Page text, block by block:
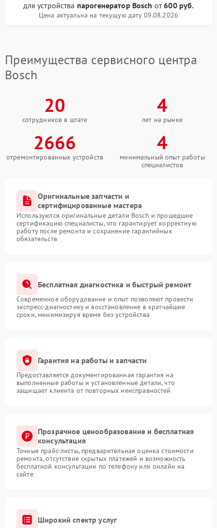
для устройства парогенератор Bosch от600 руб.
Цена актуальна на текущую дату 09.08.2026
Преимущества сервисного центра
Bosch
20
сотрудников в штате
4
лет на рынке
2666
отремонтированных устройств
4
минимальный опыт работы
специалистов
Оригинальные запчасти и
сертифицированные мастера
Используются оригинальные детали Bosch и прошедшие
сертификацию специалисты, что гарантирует корректную
работу после ремонта и сохранение гарантийных
обязательств
Бесплатная диагностика и быстрый ремонт
Современное оборудование и опыт позволяют провести
экспресс-диагностику и восстановление в кратчайшие
сроки, минимизируя время без устройства
Гарантия на работы и запчасти
Предоставляется документированная гарантия на
выполненные работы и установленные детали, что
защищает клиента от повторных неисправностей
Прозрачное ценообразование и бесплатная
консультация
Точные прайс-листы, предварительная оценка стоимости
ремонта, отсутствие скрытых платежей и возможность
бесплатной консультации по телефону или онлайн на
сайте
Широкий спектр услуг